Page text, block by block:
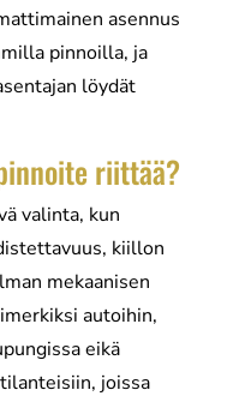
asennus
pinnoilla, ja
löydät
riittää?
valinta, kun
kiillon
mekaanisen
autoihin,
eikä
joissa